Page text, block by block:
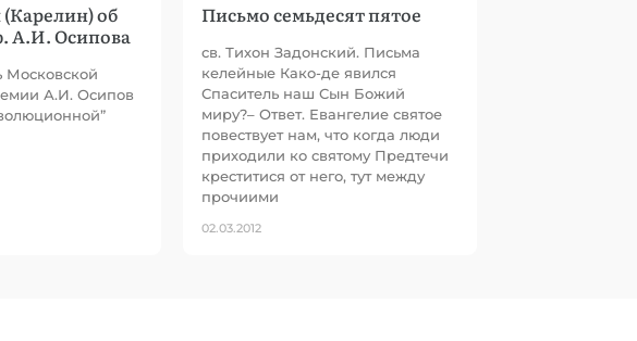
об
А.И. Осипова
Московской
А.И. Осипов
Письмо семьдесят пятое
св. Тихон Задонский. Письма
келейные Како-де явился
Спаситель наш Сын Божий
миру?– Ответ. Евангелие святое
повествует нам, что когда люди
приходили ко святому Предтечи
креститися от него, тут между
прочиими
02.03.2012